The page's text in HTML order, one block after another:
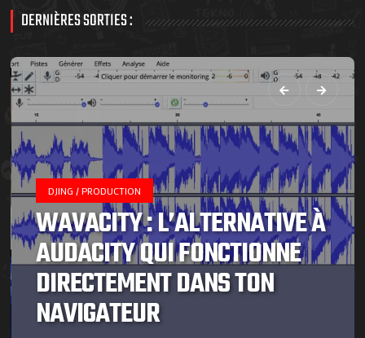
DERNIÈRES SORTIES :
DJING / PRODUCTION
WAVACITY : L’ALTERNATIVE À
AUDACITY QUI FONCTIONNE
DIRECTEMENT DANS TON
NAVIGATEUR